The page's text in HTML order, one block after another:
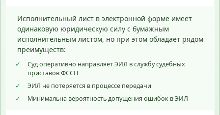
Исполнительный лист в электронной форме имеет
одинаковую юридическую силу с бумажным
исполнительным листом, но при этом обладает рядом
преимуществ:
✓
Суд оперативно направляет ЭИЛ в службу судебных
приставов ФССП
✓
ЭИЛ не потеряется в процессе передачи
✓
Минимальна вероятность допущения ошибок в ЭИЛ